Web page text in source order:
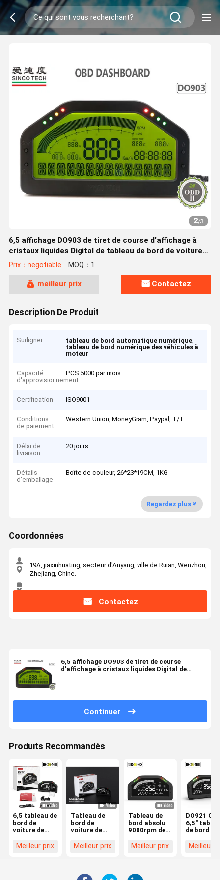
2/3
6,5 affichage DO903 de tiret de course d'affichage à
cristaux liquides Digital de tableau de bord de voiture
de course de pouce OBD2
Prix：negotiable MOQ：1
meilleur prix Contactez
Description De Produit
Surligner tableau de bord automatique numérique,
tableau de bord numérique des véhicules à
moteur
Capacité
d'approvisionnement
PCS 5000 par mois
Certification ISO9001
Conditions
de paiement
Western Union, MoneyGram, Paypal, T/T
Délai de
livraison
20 jours
Détails
d'emballage
Boîte de couleur, 26*23*19CM, 1KG
Regardez plus
Coordonnées
19A, jiaxinhuating, secteur d'Anyang, ville de Ruian, Wenzhou,
Zhejiang, Chine.
Contactez
6,5 affichage DO903 de tiret de course
d'affichage à cristaux liquides Digital de
Continuer
Produits Recommandés
6,5 tableau de
bord de
voiture de
d'écran
Meilleur prix
Tableau de
bord de
voiture de
niveau de
avec le
Meilleur prix
Tableau de
bord absolu
9000rpm de
course de
Meilleur prix
DO921
6,5"
de bord de
course
Meilleur